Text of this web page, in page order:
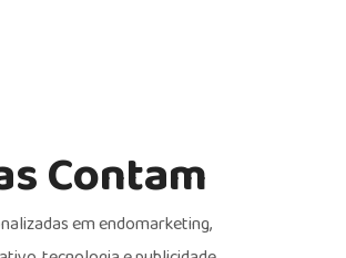
Contam
em endomarketing,